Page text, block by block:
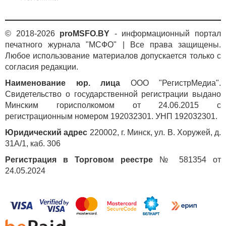
и российский водители на территории Беларуси, то
может быть составлен европротокол либо вызвана
ГАИ. Если виновником аварии признают российского
водителя, то его белорусский коллега должен подать
заявление на возмещение ущерба не в российскую
транспортному страхованию, которое предъявит
счет российскому страховщику. Возмещение
выплатят в соответствии с белорусским
законодательством.
Продажа полисов единого ОСАГО («белая карта»)
в России начнется с 23 апреля в соответствии
с правилами системы страхования Союзного
государства, говорится в сообщении Российского
«Тарифы на расширение ОСАГО рассчитываются
согласно соответствующим правилам
профессиональной деятельности (ППД) РСА по
© 2018-2026 proMSFO.BY - информационный портал
печатного журнала "МСФО" | Все права защищены.
Любое использование материалов допускается только с
согласия редакции.
Наименование юр. лица ООО "РегистрМедиа".
Свидетельство о государственной регистрации выдано
Минским горисполкомом от 24.06.2015 с
регистрационным номером 192032301. УНП 192032301.
Юридический адрес 220002, г. Минск, ул. В. Хоружей, д.
31А/1, каб. 306
Регистрация в Торговом реестре № 581354 от
24.05.2024